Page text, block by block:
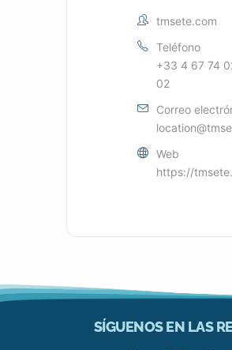
tmsete.com
Teléfono
+33 4 67 74
02
Correo
Web
https://
SÍGUENOS EN LAS